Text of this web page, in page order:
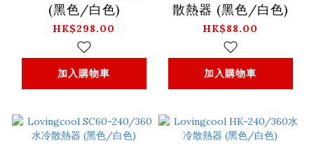
(黑色/白色)
HK$298.00
加入購物車
散熱器 (黑色/白色)
HK$88.00
加入購物車